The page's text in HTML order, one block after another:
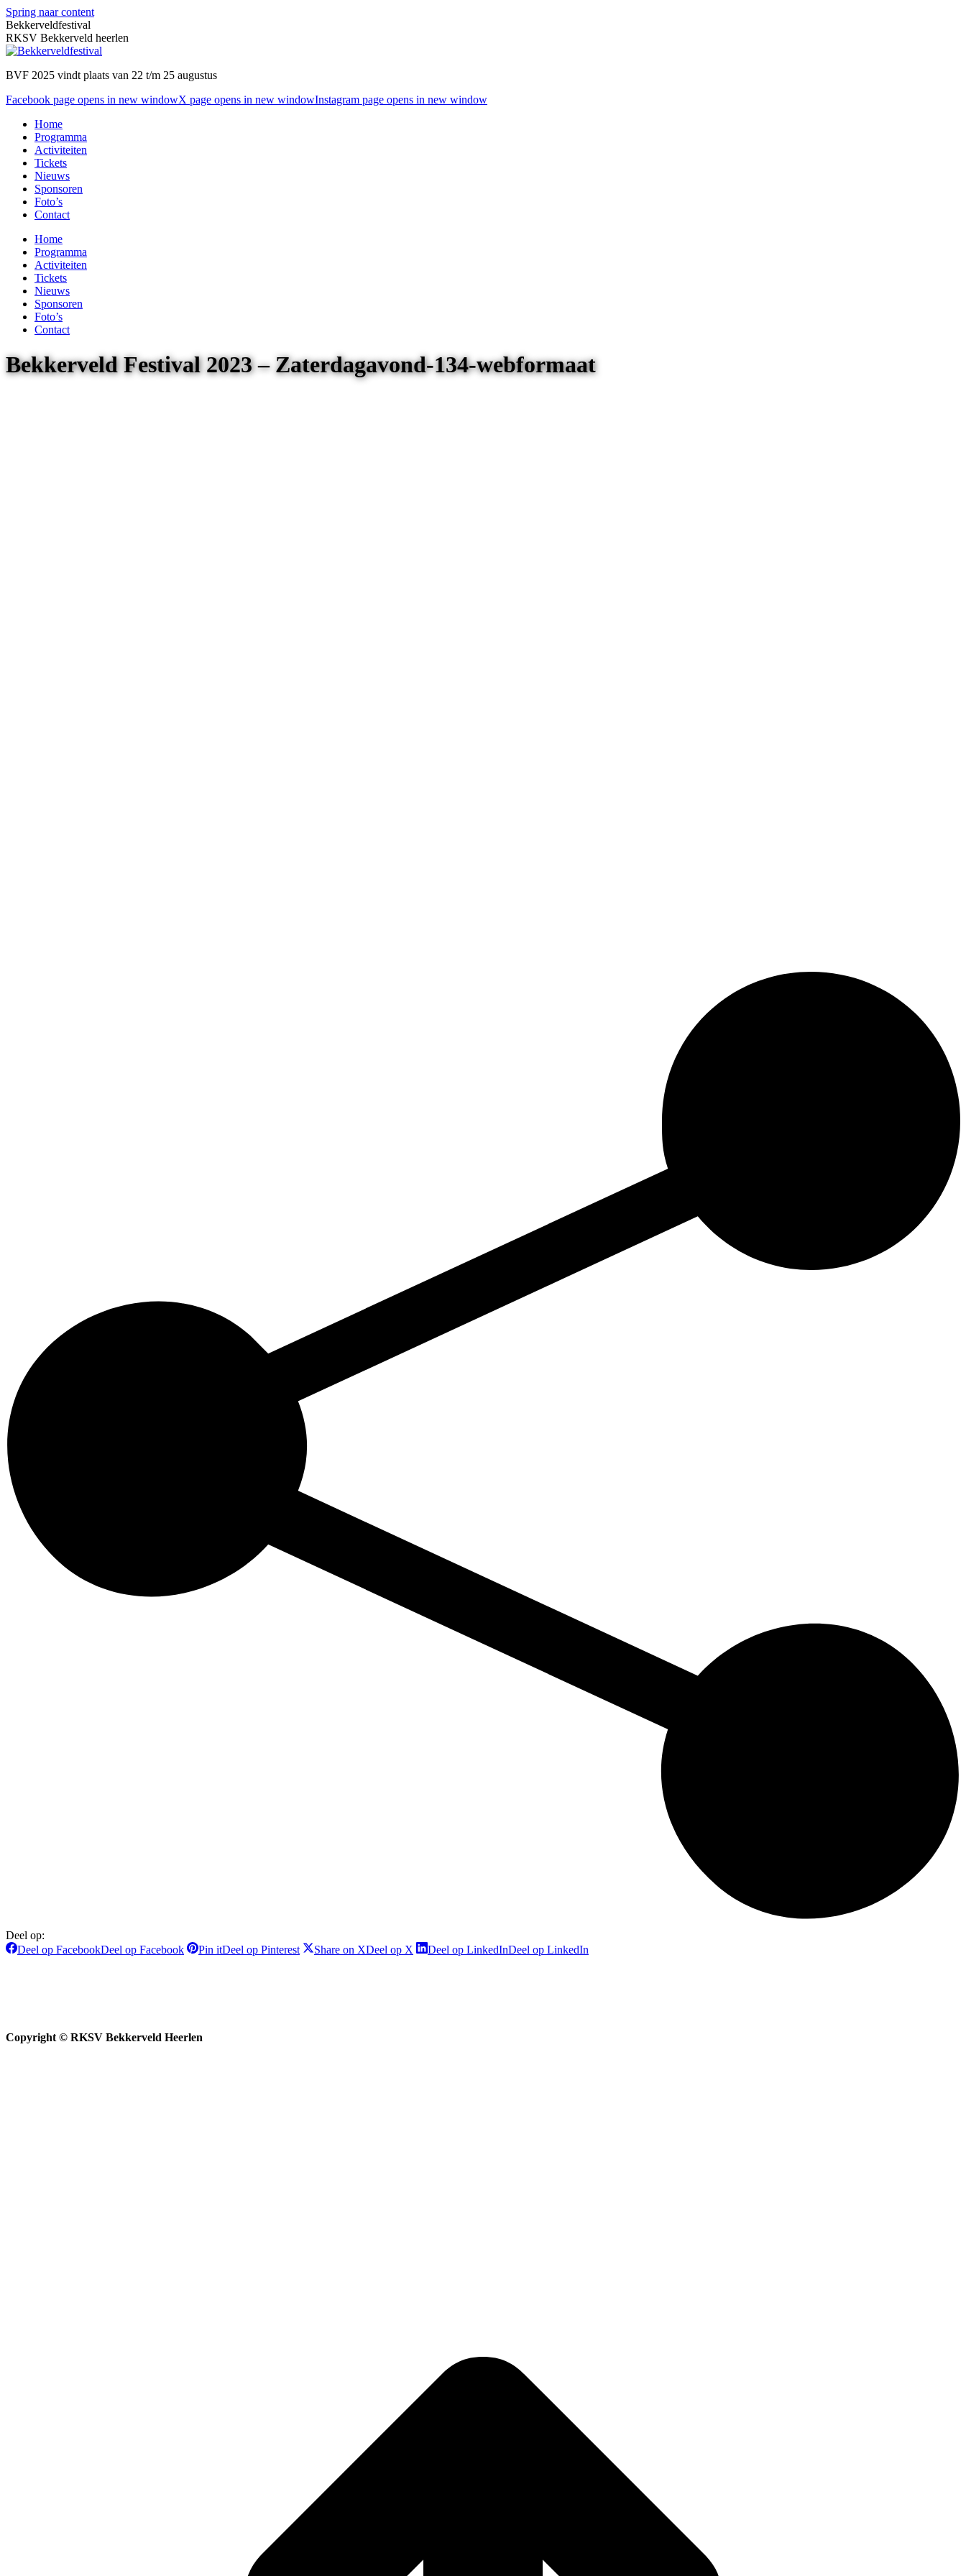
Spring naar content
Bekkerveldfestival
RKSV Bekkerveld heerlen
BVF 2025 vindt plaats van 22 t/m 25 augustus
Facebook page opens in new windowX page opens in new windowInstagram page opens in new window
Home
Programma
Activiteiten
Tickets
Nieuws
Sponsoren
Foto’s
Contact
Home
Programma
Activiteiten
Tickets
Nieuws
Sponsoren
Foto’s
Contact
Bekkerveld Festival 2023 – Zaterdagavond-134-webformaat
Deel op:
Deel op FacebookDeel op Facebook Pin itDeel op Pinterest Share on XDeel op X Deel op LinkedInDeel op LinkedIn
Copyright © RKSV Bekkerveld Heerlen